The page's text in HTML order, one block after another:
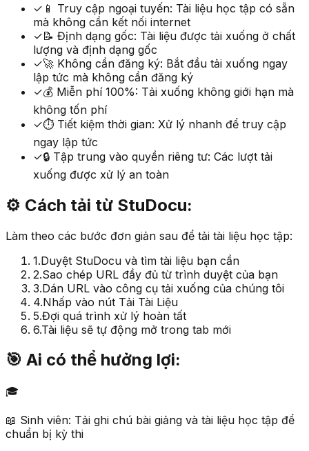
✓ 📱 Truy cập ngoại tuyến: Tài liệu học tập có sẵn
mà không cần kết nối internet
✓📝 Định dạng gốc: Tài liệu được tải xuống ở chất
lượng và định dạng gốc
✓🚀 Không cần đăng ký: Bắt đầu tải xuống ngay
lập tức mà không cần đăng ký
✓💰 Miễn phí 100%: Tải xuống không giới hạn mà
không tốn phí
✓⏱️ Tiết kiệm thời gian: Xử lý nhanh để truy cập
ngay lập tức
✓🔒 Tập trung vào quyền riêng tư: Các lượt tải
xuống được xử lý an toàn
⚙️ Cách tải từ StuDocu:
Làm theo các bước đơn giản sau để tải tài liệu học tập:
1.Duyệt StuDocu và tìm tài liệu bạn cần
2.Sao chép URL đầy đủ từ trình duyệt của bạn
3.Dán URL vào công cụ tải xuống của chúng tôi
4.Nhấp vào nút Tải Tài Liệu
5.Đợi quá trình xử lý hoàn tất
6.Tài liệu sẽ tự động mở trong tab mới
🎯 Ai có thể hưởng lợi:
🎓
📖 Sinh viên: Tải ghi chú bài giảng và tài liệu học tập để
chuẩn bị kỳ thi